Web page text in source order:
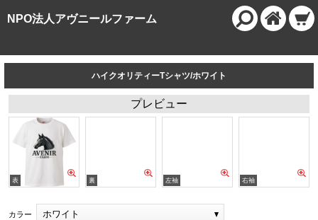
NPO法人アヴニールファーム
ハイクオリティーTシャツ/ホワイト
プレビュー
カラー ホワイト